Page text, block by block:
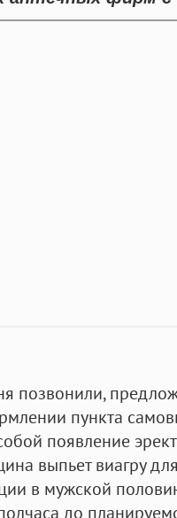
позвонили,
пункта
появление
выпьет виагру
в мужской
до